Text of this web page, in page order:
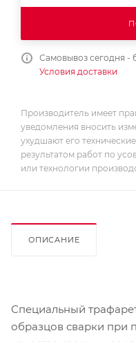
Самовывоз сегодня -
Условия доставки
Производитель имеет
уведомления вносить
ухудшают его
результатом работ по
или технологии
ОПИСАНИЕ
Специальный
образцов сварки при